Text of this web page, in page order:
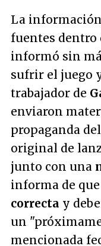
La
fuentes dentro
informó sin
sufrir el juego
trabajador de
enviaron
propaganda
original de
junto con una
informa de
correcta y
un
mencionada